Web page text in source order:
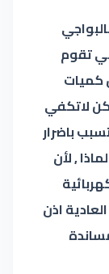
تقوم
كميات
لاتكفي
باضرار
, لأن
اذن